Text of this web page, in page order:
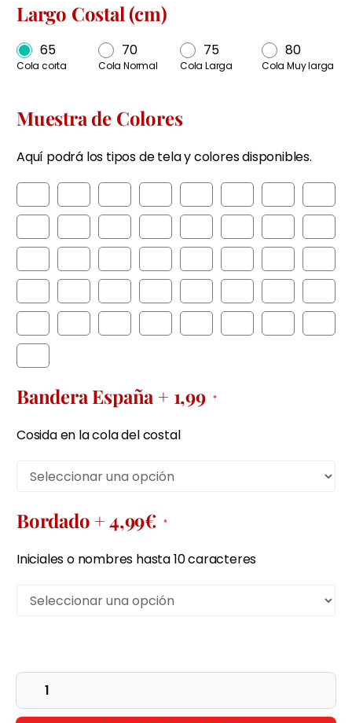
Largo Costal (cm)
65
Cola corta
70
Cola Normal
75
Cola Larga
80
Cola Muy larga
Muestra de Colores
Aquí podrá los tipos de tela y colores disponibles.
Bandera España + 1,99 *
Cosida en la cola del costal
Bordado + 4,99€ *
Iniciales o nombres hasta 10 caracteres